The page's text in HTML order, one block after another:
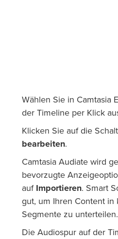
Wählen Sie in Camtasia
der Timeline per Klick
Klicken Sie auf die
bearbeiten.
Camtasia Audiate wird
bevorzugte
auf Importieren. Smart
gut, um Ihren Content
Segmente zu unterteilen.
Die Audiospur auf der